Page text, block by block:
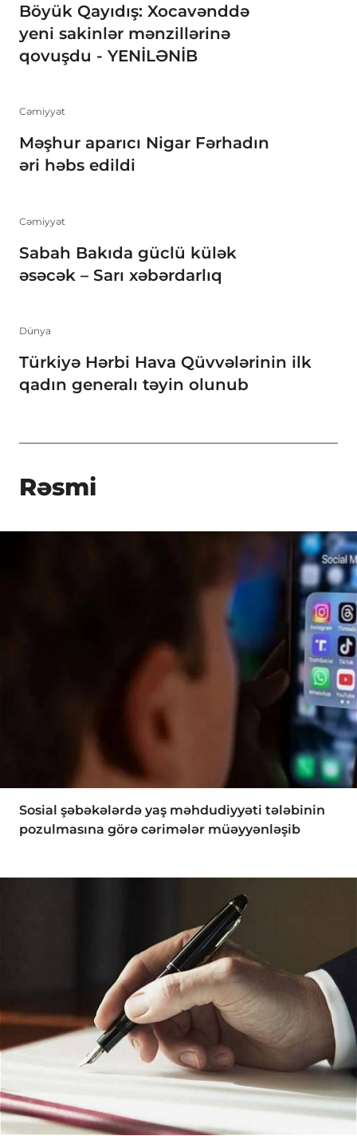
Böyük Qayıdış: Xocavənddə
yeni sakinlər mənzillərinə
qovuşdu - YENİLƏNİB
Cəmiyyət
Məşhur aparıcı Nigar Fərhadın
əri həbs edildi
Cəmiyyət
Sabah Bakıda güclü külək
əsəcək – Sarı xəbərdarlıq
Dünya
Türkiyə Hərbi Hava Qüvvələrinin ilk
qadın generalı təyin olunub
Rəsmi
Sosial şəbəkələrdə yaş məhdudiyyəti tələbinin
pozulmasına görə cərimələr müəyyənləşib